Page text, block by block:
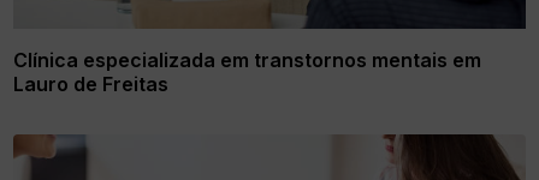
Clínica especializada em transtornos mentais em
Lauro de Freitas